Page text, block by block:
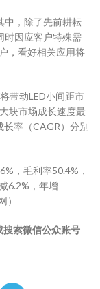
中，除了先前耕耘
时因应客户特殊需
，看好相关应用将
带动LED小间距市
块市场成长速度最
率（CAGR）分别
，毛利率50.4%，
6.2%，年增
）
搜索微信公众账号